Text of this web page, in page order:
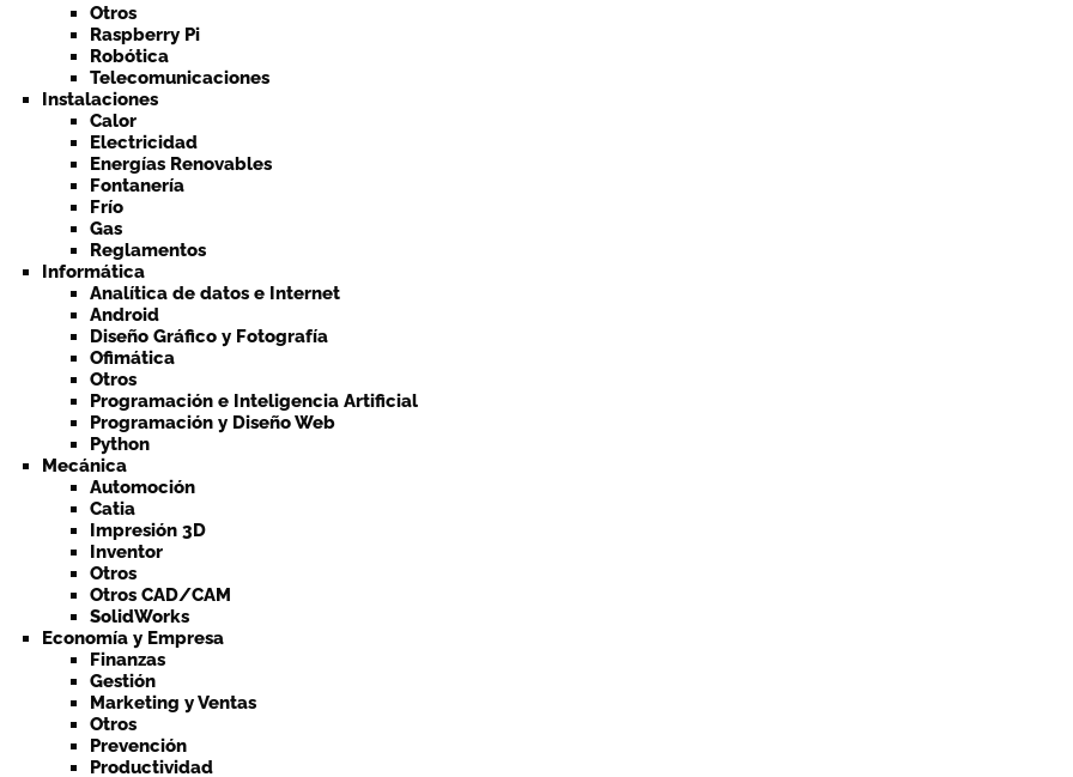
Otros
Raspberry Pi
Robótica
Telecomunicaciones
Instalaciones
Calor
Electricidad
Energías Renovables
Fontanería
Frío
Gas
Reglamentos
Informática
Analítica de datos e Internet
Android
Diseño Gráfico y Fotografía
Ofimática
Otros
Programación e Inteligencia Artificial
Programación y Diseño Web
Python
Mecánica
Automoción
Catia
Impresión 3D
Inventor
Otros
Otros CAD/CAM
SolidWorks
Economía y Empresa
Finanzas
Gestión
Marketing y Ventas
Otros
Prevención
Productividad